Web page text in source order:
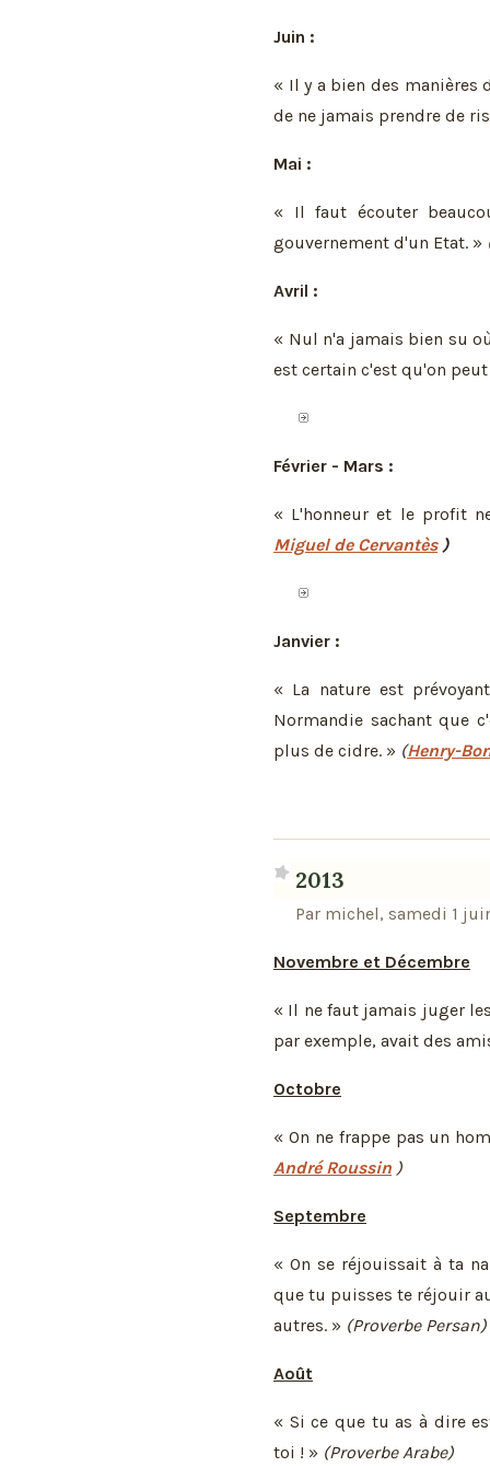
Juin :
« Il y a bien des manières
de ne jamais prendre de
Mai :
« Il faut écouter
gouvernement d'un Etat. »
Avril :
« Nul n'a jamais bien su
est certain c'est qu'on
Février - Mars :
« L'honneur et le profit
Miguel de Cervantès)
Janvier :
« La nature est
Normandie sachant que
plus de cidre. » (Henry-
2013
Par michel, samedi 1
Novembre et Décembre
« Il ne faut jamais juger
par exemple, avait des
Octobre
« On ne frappe pas un
André Roussin )
Septembre
« On se réjouissait à ta
que tu puisses te réjouir
autres. » (Proverbe Persan)
Août
« Si ce que tu as à dire
toi ! » (Proverbe Arabe)